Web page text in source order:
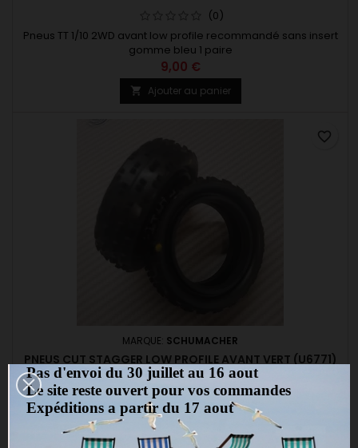
(0)
Pneus TT 1/10 2WD avant low profile recommandé sans insert
gomme bleu 1 paire
9,00 €
 Ajouter au panier
MARQUE: SCHUMACHER
PNEUS CUT STAGGER LOW PROFILE AVANT VERT (U6771)
(0)
Pneus TT 1/10 2WD avant low profile recommandé sans insert
gomme verte 1 paire
9,00 €
favorite_border
Pas d'envoi du 30 juillet au 16 aout
Le site reste ouvert pour vos commandes
Expéditions a partir du 17 aout